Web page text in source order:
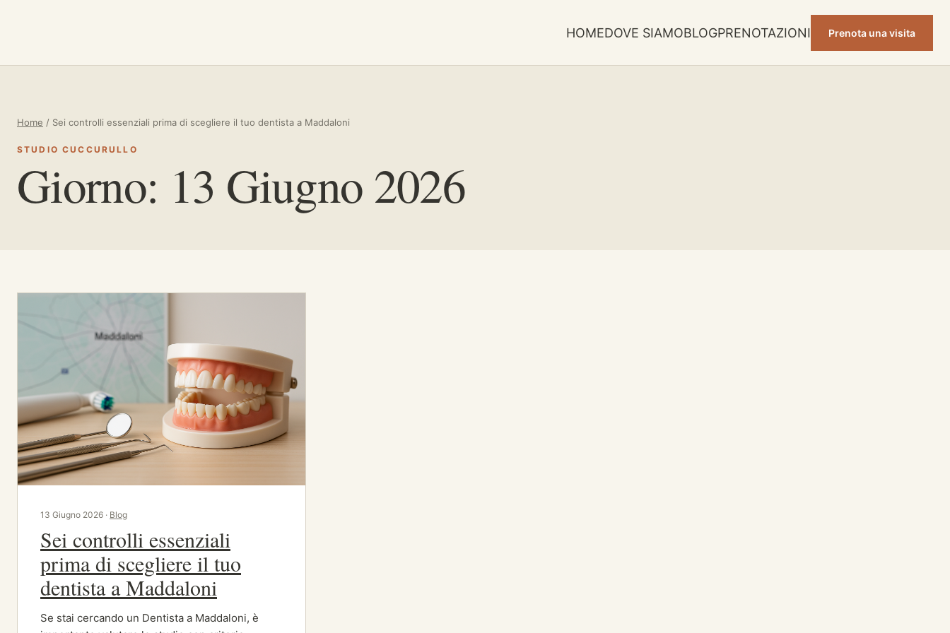
HOMEDOVE SIAMOBLOGPRENOTAZIONI Prenota una visita
Home / Sei controlli essenziali prima di scegliere il tuo dentista a Maddaloni
STUDIO CUCCURULLO
Giorno: 13 Giugno 2026
13 Giugno 2026 · Blog
Sei controlli essenziali
prima di scegliere il tuo
dentista a Maddaloni
Se stai cercando un Dentista a Maddaloni, è